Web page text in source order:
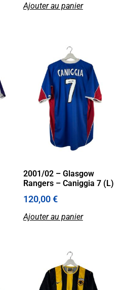
Ajouter au panier
2001/02 – Glasgow
Rangers – Caniggia 7 (L)
120,00€
Ajouter au panier